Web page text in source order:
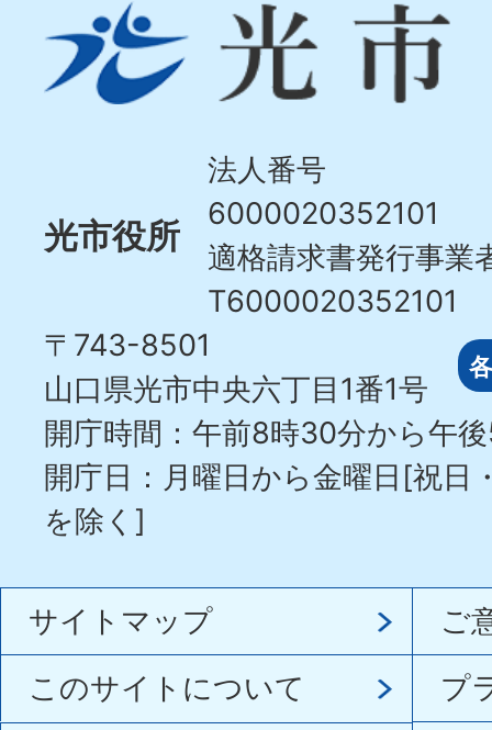
市
Hikari
光市役所
法人番号
6000020352101
適格請求書発行事業
T6000020352101
〒743-8501
山口県光市中央六丁目1番1号
開庁時間：午前8時30分から午
開庁日：月曜日から金曜日[祝日
を除く]
サイトマップ
ご
このサイトについて
プ